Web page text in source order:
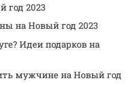
год 2023
на Новый год 2023
Идеи подарков на
мужчине на Новый год